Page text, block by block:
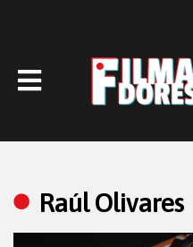
Raúl Olivares